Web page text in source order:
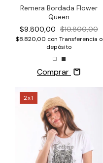
Remera Bordada Flower
Queen
$9.800,00 $10.800,00
$8.820,00 con Transferencia o
depósito
Comprar
2x1